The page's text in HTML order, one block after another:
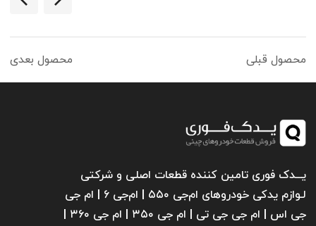
محصول قبلی محصول بعدی
یـــدک فوری تامین کننده قطعات اصلی و شرکتی
لـوازم یدکی خودروهای ام‌جی ۵۵۰ | ام‌جی ۶ | ام جی